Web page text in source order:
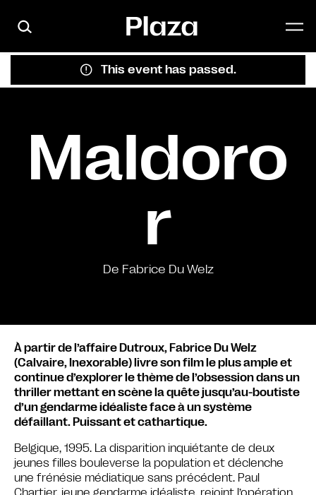
This event has passed.
Maldoro
r
De Fabrice Du Welz
À partir de l’affaire Dutroux, Fabrice Du Welz
(Calvaire, Inexorable) livre son film le plus ample et
continue d’explorer le thème de l’obsession dans un
thriller mettant en scène la quête jusqu’au-boutiste
d’un gendarme idéaliste face à un système
défaillant. Puissant et cathartique.
Belgique, 1995. La disparition inquiétante de deux
jeunes filles bouleverse la population et déclenche
une frénésie médiatique sans précédent. Paul